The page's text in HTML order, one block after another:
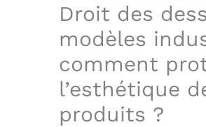
Droit des
modèles
comment
l’esthétique
produits ?